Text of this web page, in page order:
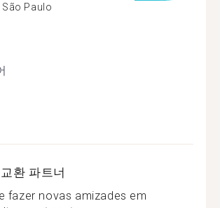
São Paulo
환 파트너
fazer novas amizades em